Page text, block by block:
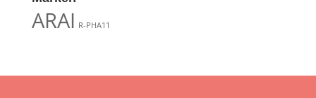
ARAI R-PHA11